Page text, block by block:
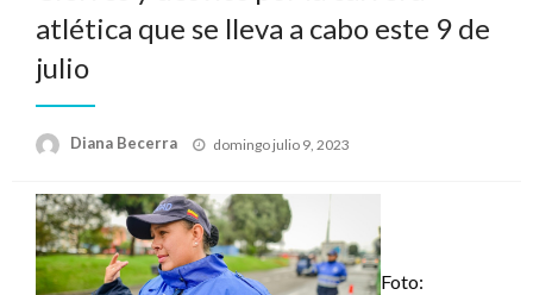
atlética que se lleva a cabo este 9 de
julio
Diana Becerra
Publicado
domingo julio 9, 2023
Foto: